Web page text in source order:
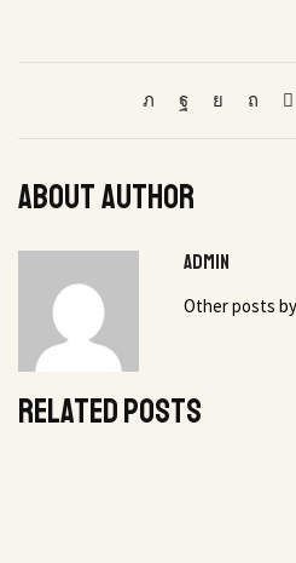
About author
admin
Other posts
Related posts